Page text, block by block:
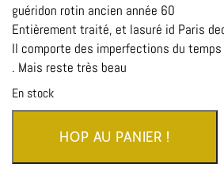
guéridon rotin ancien année 60
Entièrement traité, et lasuré id Paris
Il comporte des imperfections du
. Mais reste très beau
En stock
HOP AU PANIER !